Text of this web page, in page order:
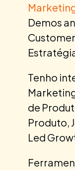
Demos
Tenho
de
Produto,
Led